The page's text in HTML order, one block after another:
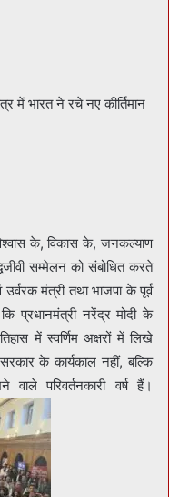
में भारत ने रचे नए कीर्तिमान
के, विकास के, जनकल्याण
सम्मेलन को संबोधित करते
मंत्री तथा भाजपा के पूर्व
प्रधानमंत्री नरेंद्र मोदी के
में स्वर्णिम अक्षरों में लिखे
के कार्यकाल नहीं, बल्कि
परिवर्तनकारी वर्ष हैं।